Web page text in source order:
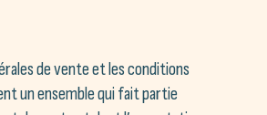
de vente et les conditions
un ensemble qui fait partie